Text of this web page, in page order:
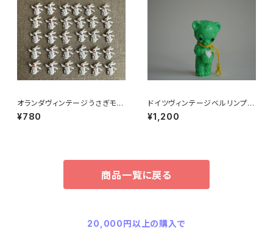
オランダヴィンテージうさぎモチ
ーフプラパーツ30個セットc9
¥780
ドイツヴィンテージベルリンプラ
ベア緑112
¥1,200
商品一覧に戻る
20,000円以上の購入で